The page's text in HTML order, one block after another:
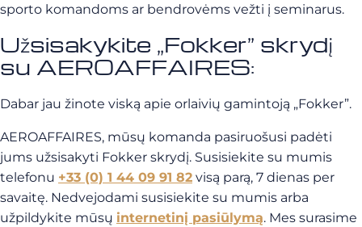
sporto komandoms ar bendrovėms vežti į seminarus.
Užsisakykite „Fokker” skrydį
su AEROAFFAIRES:
Dabar jau žinote viską apie orlaivių gamintoją „Fokker”.
AEROAFFAIRES, mūsų komanda pasiruošusi padėti
jums užsisakyti Fokker skrydį. Susisiekite su mumis
telefonu +33 (0) 1 44 09 91 82 visą parą, 7 dienas per
savaitę. Nedvejodami susisiekite su mumis arba
užpildykite mūsų internetinį pasiūlymą. Mes surasime